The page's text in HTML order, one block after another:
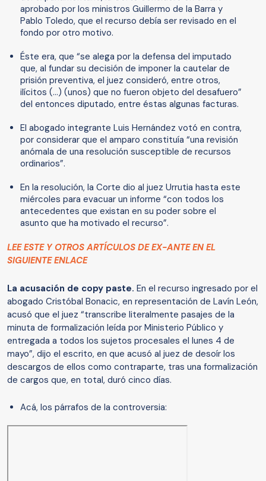
aprobado por los ministros Guillermo de la Barra y
Pablo Toledo, que el recurso debía ser revisado en el
fondo por otro motivo.
Éste era, que “se alega por la defensa del imputado
que, al fundar su decisión de imponer la cautelar de
prisión preventiva, el juez consideró, entre otros,
ilícitos (…) (unos) que no fueron objeto del desafuero”
del entonces diputado, entre éstas algunas facturas.
El abogado integrante Luis Hernández votó en contra,
por considerar que el amparo constituía “una revisión
anómala de una resolución susceptible de recursos
ordinarios”.
En la resolución, la Corte dio al juez Urrutia hasta este
miércoles para evacuar un informe “con todos los
antecedentes que existan en su poder sobre el
asunto que ha motivado el recurso”.
LEE ESTE Y OTROS ARTÍCULOS DE EX-ANTE EN EL
SIGUIENTE ENLACE
La acusación de copy paste. En el recurso ingresado por el
abogado Cristóbal Bonacic, en representación de Lavín León,
acusó que el juez “transcribe literalmente pasajes de la
minuta de formalización leída por Ministerio Público y
entregada a todos los sujetos procesales el lunes 4 de
mayo”, dijo el escrito, en que acusó al juez de desoír los
descargos de ellos como contraparte, tras una formalización
de cargos que, en total, duró cinco días.
Acá, los párrafos de la controversia: